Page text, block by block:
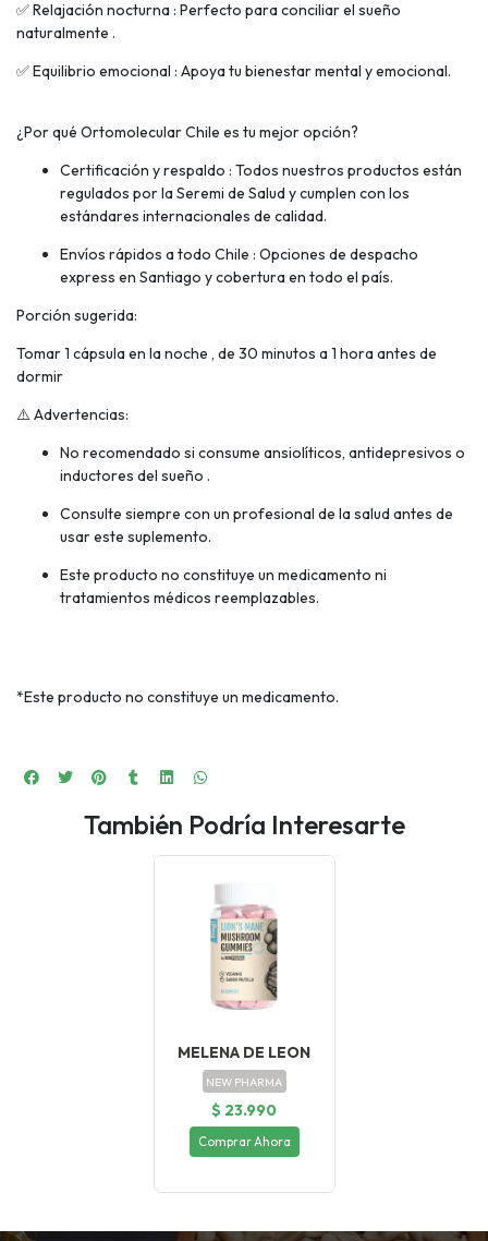
✅ Relajación nocturna : Perfecto para conciliar el sueño
naturalmente .
✅ Equilibrio emocional : Apoya tu bienestar mental y emocional.
¿Por qué Ortomolecular Chile es tu mejor opción?
Certificación y respaldo : Todos nuestros productos están
regulados por la Seremi de Salud y cumplen con los
estándares internacionales de calidad.
Envíos rápidos a todo Chile : Opciones de despacho
express en Santiago y cobertura en todo el país.
Porción sugerida:
Tomar 1 cápsula en la noche , de 30 minutos a 1 hora antes de
dormir
⚠️ Advertencias:
No recomendado si consume ansiolíticos, antidepresivos o
inductores del sueño .
Consulte siempre con un profesional de la salud antes de
usar este suplemento.
Este producto no constituye un medicamento ni
tratamientos médicos reemplazables.
*Este producto no constituye un medicamento.
También Podría Interesarte
MELENA DE LEON
NEW PHARMA
$ 23.990
Comprar Ahora